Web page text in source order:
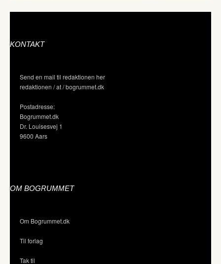
KONTAKT
Send en mail til redaktionen her
redaktionen / at / bogrummet.dk
Postadresse:
Bogrummet.dk
Dr. Louisesvej 1
9600 Aars
OM BOGRUMMET
Om Bogrummet.dk
Til forlag
Tak til